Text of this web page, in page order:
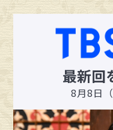
最新回
8月8日